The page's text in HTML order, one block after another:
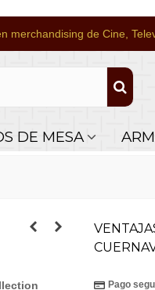
merchandising de Cine,
DE MESA
Pago